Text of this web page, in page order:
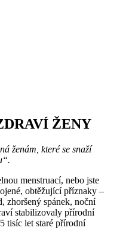
ŽENY
ženám, které se snaží
menstruací, nebo jste
obtěžující příznaky –
zhoršený spánek, noční
stabilizovaly přírodní
tisíc let staré přírodní